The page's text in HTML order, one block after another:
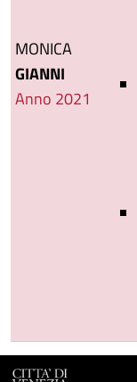
MONICA
GIANNI
Anno 2021